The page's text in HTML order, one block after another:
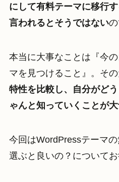
にして有料テーマに移行
言われるとそうではないの
本当に大事なことは『今
マを見つけること』。そ
特性を比較し、自分がど
ゃんと知っていくことが大
今回はWordPressテーマ
選ぶと良いの？についてお